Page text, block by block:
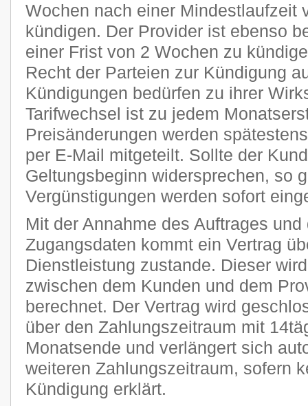
Wochen nach einer Mindestlaufzeit
kündigen. Der Provider ist ebenso
einer Frist von 2 Wochen zu
Recht der Parteien zur Kündigung
Kündigungen bedürfen zu ihrer
Tarifwechsel ist zu jedem
Preisänderungen werden
per E-Mail mitgeteilt. Sollte der
Geltungsbeginn widersprechen, so
Vergünstigungen werden sofort
Mit der Annahme des Auftrages und
Zugangsdaten kommt ein Vertrag
Dienstleistung zustande. Dieser
zwischen dem Kunden und dem
berechnet. Der Vertrag wird
über den Zahlungszeitraum mit
Monatsende und verlängert sich
weiteren Zahlungszeitraum, sofern
Kündigung erklärt.